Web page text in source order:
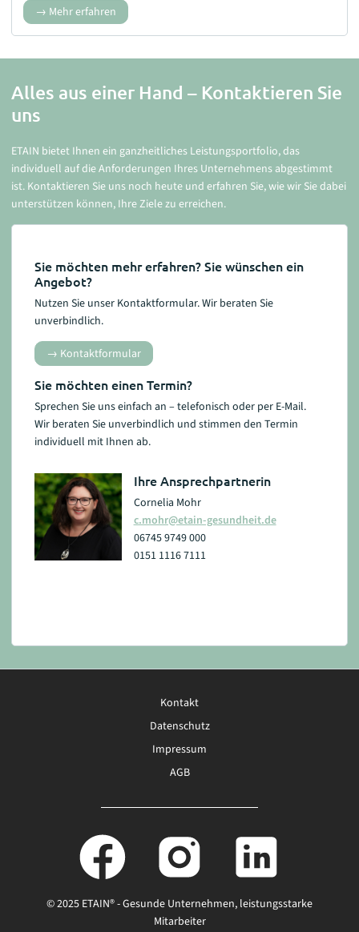
Mehr erfahren
Alles aus einer Hand – Kontaktieren Sie
uns
ETAIN bietet Ihnen ein ganzheitliches Leistungsportfolio, das
individuell auf die Anforderungen Ihres Unternehmens abgestimmt
ist. Kontaktieren Sie uns noch heute und erfahren Sie, wie wir Sie dabei
unterstützen können, Ihre Ziele zu erreichen.
Sie möchten mehr erfahren? Sie wünschen ein
Angebot?
Nutzen Sie unser Kontaktformular. Wir beraten Sie
unverbindlich.
Kontaktformular
Sie möchten einen Termin?
Sprechen Sie uns einfach an – telefonisch oder per E-Mail.
Wir beraten Sie unverbindlich und stimmen den Termin
individuell mit Ihnen ab.
Ihre Ansprechpartnerin
Cornelia Mohr
c.mohr@etain-gesundheit.de
06745 9749 000
0151 1116 7111
Navigation
überspringen
Kontakt
Datenschutz
Impressum
AGB
© 2025 ETAIN® - Gesunde Unternehmen, leistungsstarke
Mitarbeiter